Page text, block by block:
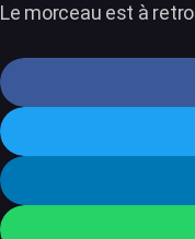
Le morceau est à